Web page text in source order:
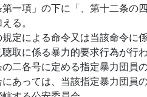
一項」の下に「、第十二条の
る。
定による命令又は当該命令に
取に係る暴力的要求行為が行
二各号に定める指定暴力団員
あっては、当該指定暴力団員